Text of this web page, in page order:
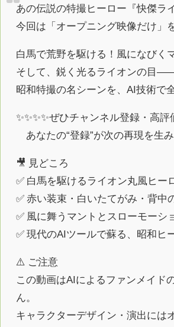
あの伝説の特撮ヒーロー『快傑
今回は「オープニング映像だけ」
白馬で荒野を駆ける！風になびく
そして、鋭く光るライオンの目
昭和特撮の名シーンを、AI技術で
✨✨✨✨ぜひチャンネル登録・高評
あなたの“登録”が次の再現を生
🎥 見どころ
✅ 白馬を駆けるライオン丸風ヒー
✅ 赤い装束・白いたてがみ・背
✅ 風に舞うマントとスローモーシ
✅ 現代のAIツールで蘇る、昭和ヒ
⚠️ ご注意
この動画はAIによるファンメイド
ん。
キャラクターデザイン・演出には